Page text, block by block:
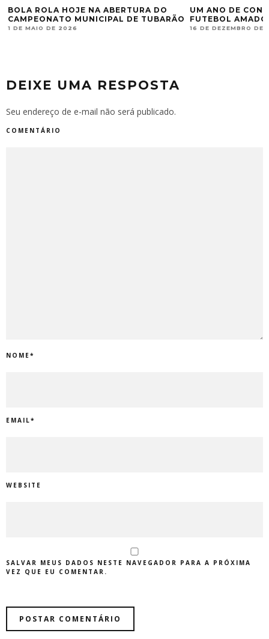
BOLA ROLA HOJE NA ABERTURA DO
CAMPEONATO MUNICIPAL DE TUBARÃO
1 DE MAIO DE 2026
UM ANO DE
FUTEBOL
16 DE DEZEMBRO DE
DEIXE UMA RESPOSTA
Seu endereço de e-mail não será publicado.
COMENTÁRIO
NOME*
EMAIL*
WEBSITE
SALVAR MEUS DADOS NESTE NAVEGADOR PARA A PRÓXIMA
VEZ QUE EU COMENTAR.